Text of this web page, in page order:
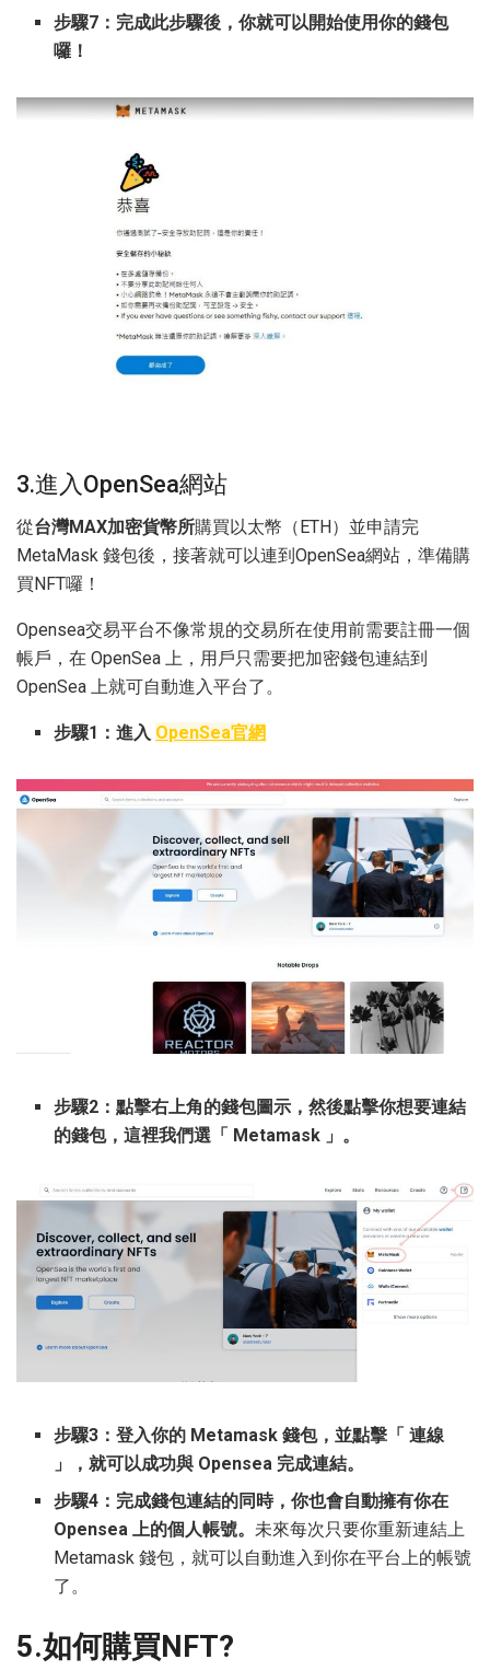
步驟7：完成此步驟後，你就可以開始使用你的錢包
囉！
3.進入OpenSea網站
從台灣MAX加密貨幣所購買以太幣（ETH）並申請完
MetaMask 錢包後，接著就可以連到OpenSea網站，準備購
買NFT囉！
Opensea交易平台不像常規的交易所在使用前需要註冊一個
帳戶，在 OpenSea 上，用戶只需要把加密錢包連結到
OpenSea 上就可自動進入平台了。
步驟1：進入 OpenSea官網
步驟2：點擊右上角的錢包圖示，然後點擊你想要連結
的錢包，這裡我們選「 Metamask 」。
步驟3：登入你的 Metamask 錢包，並點擊「 連線
」，就可以成功與 Opensea 完成連結。
步驟4：完成錢包連結的同時，你也會自動擁有你在
Opensea 上的個人帳號。未來每次只要你重新連結上
Metamask 錢包，就可以自動進入到你在平台上的帳號
了。
5.如何購買NFT?